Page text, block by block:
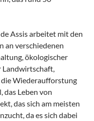
Assis arbeitet mit den
an verschiedenen
ökologischer
Wiederaufforstung
das Leben von
das sich am meisten
da es sich dabei